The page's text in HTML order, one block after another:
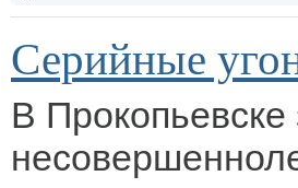
Серийные
В